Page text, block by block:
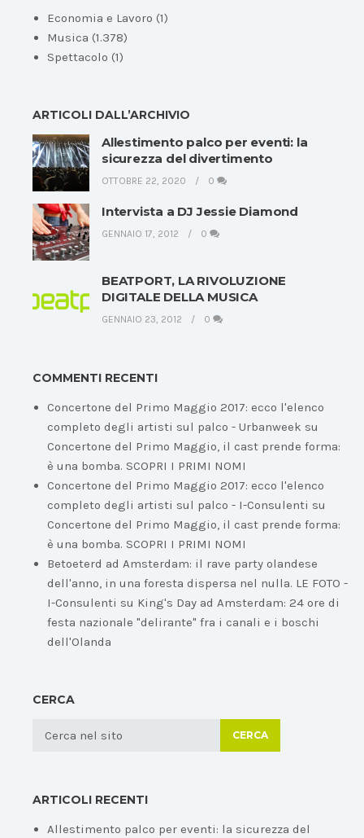
Economia e Lavoro (1)
Musica (1.378)
Spettacolo (1)
ARTICOLI DALL’ARCHIVIO
Allestimento palco per eventi: la
sicurezza del divertimento
OTTOBRE 22, 2020 0
Intervista a DJ Jessie Diamond
GENNAIO 17, 2012 0
BEATPORT, LA RIVOLUZIONE
DIGITALE DELLA MUSICA
GENNAIO 23, 2012 0
COMMENTI RECENTI
Concertone del Primo Maggio 2017: ecco l'elenco
completo degli artisti sul palco - Urbanweek su
Concertone del Primo Maggio, il cast prende forma:
è una bomba. SCOPRI I PRIMI NOMI
Concertone del Primo Maggio 2017: ecco l'elenco
completo degli artisti sul palco - I-Consulenti su
Concertone del Primo Maggio, il cast prende forma:
è una bomba. SCOPRI I PRIMI NOMI
Betoeterd ad Amsterdam: il rave party olandese
dell'anno, in una foresta dispersa nel nulla. LE FOTO -
I-Consulenti su King's Day ad Amsterdam: 24 ore di
festa nazionale "delirante" fra i canali e i boschi
dell'Olanda
CERCA
CERCA
ARTICOLI RECENTI
Allestimento palco per eventi: la sicurezza del